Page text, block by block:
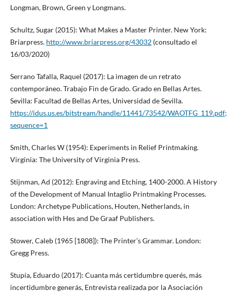
Longman, Brown, Green y Longmans.
Schultz, Sugar (2015): What Makes a Master Printer. New York:
Briarpress. http://www.briarpress.org/43032(consultado el
16/03/2020)
Serrano Tafalla, Raquel (2017): La imagen de un retrato
contemporáneo. Trabajo Fin de Grado. Grado en Bellas Artes.
Sevilla: Facultad de Bellas Artes, Universidad de Sevilla.
https://idus.us.es/bitstream/handle/11441/73542/
sequence=1
Smith, Charles W (1954): Experiments in Relief Printmaking.
Virginia: The University of Virginia Press.
Stijnman, Ad (2012): Engraving and Etching, 1400-2000. A History
of the Development of Manual Intaglio Printmaking Processes.
London: Archetype Publications, Houten, Netherlands, in
association with Hes and De Graaf Publishers.
Stower, Caleb (1965 [1808]): The Printer’s Grammar. London:
Gregg Press.
Stupía, Eduardo (2017): Cuanta más certidumbre querés, más
incertidumbre generás, Entrevista realizada por la Asociación